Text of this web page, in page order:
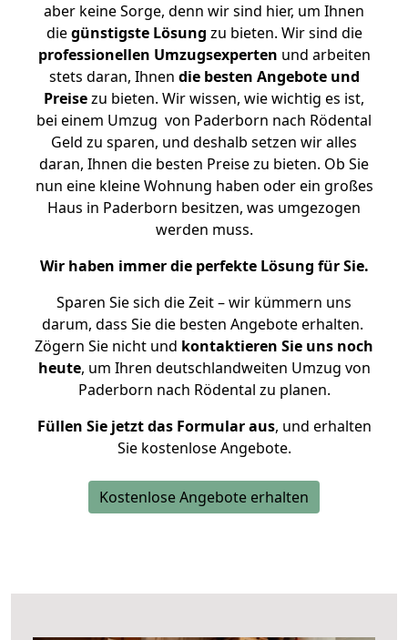
aber keine Sorge, denn wir sind hier, um Ihnen
diegünstigste Lösung zu bieten. Wir sind die
professionellen Umzugsexperten und arbeiten
stets daran, Ihnen die besten Angebote und
Preisezu bieten. Wir wissen, wie wichtig es ist,
bei einem Umzug von Paderborn nach Rödental
Geld zu sparen, und deshalb setzen wir alles
daran, Ihnen die besten Preise zu bieten. Ob Sie
nun eine kleine Wohnung haben oder ein großes
Haus in Paderborn besitzen, was umgezogen
werden muss.
Wir haben immer die perfekte Lösung für Sie.
Sparen Sie sich die Zeit – wir kümmern uns
darum, dass Sie die besten Angebote erhalten.
Zögern Sie nicht und kontaktieren Sie uns noch
heute, um Ihren deutschlandweiten Umzug von
Paderborn nach Rödental zu planen.
Füllen Sie jetzt das Formular aus, und erhalten
Sie kostenlose Angebote.
Kostenlose Angebote erhalten